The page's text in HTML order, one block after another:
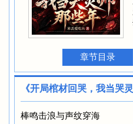
章节目录
《开局棺材回哭，我当哭
棒鸣击浪与声纹穿海